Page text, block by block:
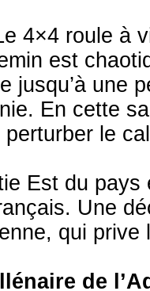
4×4 roule à
est
jusqu’à une
En cette
le
Est du
Une
qui
de